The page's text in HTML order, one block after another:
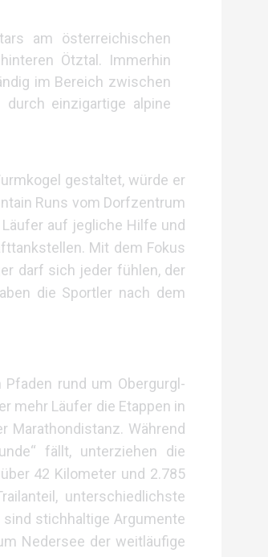
am österreichischen
Ötztal. Immerhin
im Bereich zwischen
einzigartige alpine
gestaltet, würde er
Runs vom Dorfzentrum
auf jegliche Hilfe und
Mit dem Fokus
darf sich jeder fühlen, der
die Sportler nach dem
rund um Obergurgl-
mehr Läufer die Etappen in
Marathondistanz. Während
fällt, unterziehen die
42 Kilometer und 2.785
unterschiedlichste
stichhaltige Argumente
Nedersee der weitläufige